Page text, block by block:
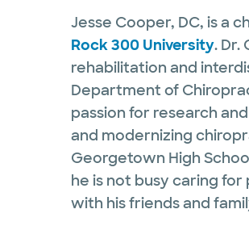
Jesse Cooper, DC, is a
Rock 300 University. Dr.
rehabilitation and
Department of
passion for research
and modernizing
Georgetown High
he is not busy caring for
with his friends and